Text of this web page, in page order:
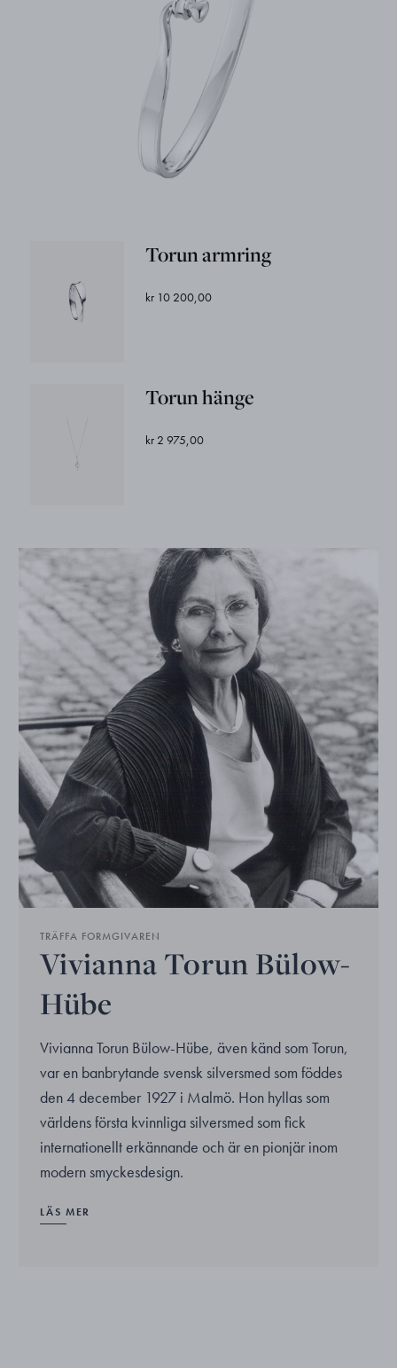
Torun armring
kr 10 200,00
Torun hänge
kr 2 975,00
TRÄFFA FORMGIVAREN
Vivianna Torun Bülow-
Hübe
Vivianna Torun Bülow-Hübe, även känd som Torun,
var en banbrytande svensk silversmed som föddes
den 4 december 1927 i Malmö. Hon hyllas som
världens första kvinnliga silversmed som fick
internationellt erkännande och är en pionjär inom
modern smyckesdesign.
LÄS MER